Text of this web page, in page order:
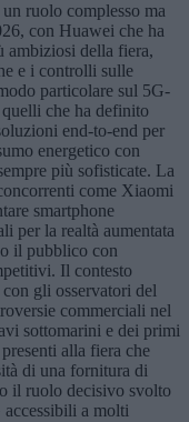
ruolo complesso ma
con Huawei che ha
ambiziosi della fiera,
e i controlli sulle
particolare sul 5G-
che ha definito
end-to-end per
energetico con
più sofisticate. La
come Xiaomi
smartphone
per la realtà aumentata
il pubblico con
Il contesto
gli osservatori del
commerciali nel
sottomarini e dei primi
alla fiera che
di una fornitura di
il ruolo decisivo svolto
a molti